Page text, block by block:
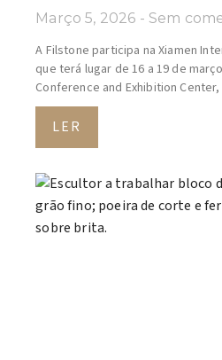
Março 5, 2026 Sem
A Filstone participa na Xiamen
que terá lugar de 16 a 19 de
Conference and Exhibition
LER